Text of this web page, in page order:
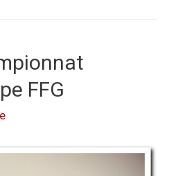
FFG